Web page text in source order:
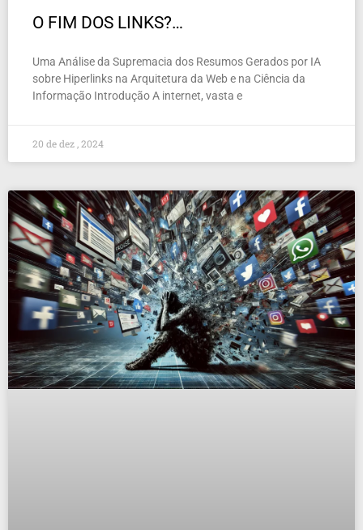
O FIM DOS LINKS?…
Uma Análise da Supremacia dos Resumos Gerados por IA
sobre Hiperlinks na Arquitetura da Web e na Ciência da
Informação Introdução A internet, vasta e
20 de dez , 2024